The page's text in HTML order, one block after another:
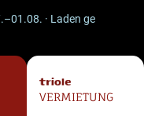
· Laden geschlossen
VERMIETUNG